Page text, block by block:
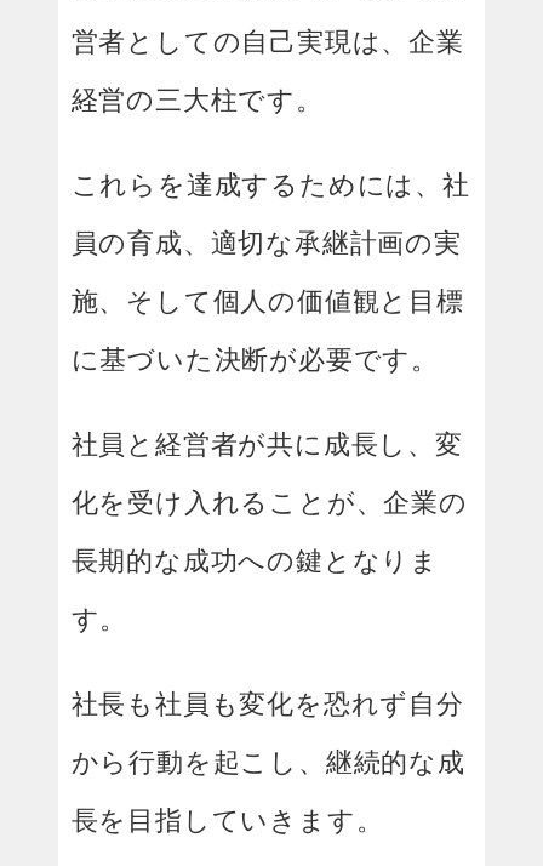
営者としての自己実現は、企業
経営の三大柱です。
これらを達成するためには、社
員の育成、適切な承継計画の実
施、そして個人の価値観と目標
に基づいた決断が必要です。
社員と経営者が共に成長し、変
化を受け入れることが、企業の
長期的な成功への鍵となりま
す。
社長も社員も変化を恐れず自分
から行動を起こし、継続的な成
長を目指していきます。